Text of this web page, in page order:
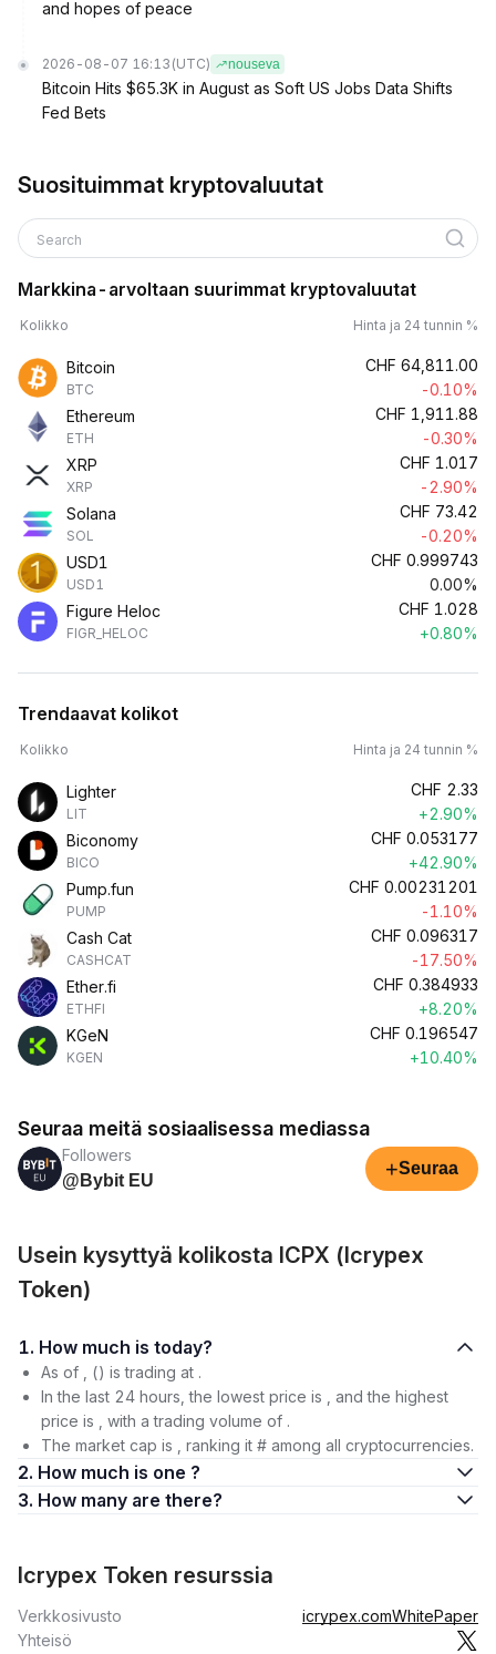
and hopes of peace
2026-08-07 16:13 (UTC) nouseva
Bitcoin Hits $65.3K in August as Soft US Jobs Data Shifts
Fed Bets
Suosituimmat kryptovaluutat
Search
Markkina-arvoltaan suurimmat kryptovaluutat
Kolikko Hinta ja 24 tunnin %
Bitcoin
BTC
CHF 64,811.00
-0.10%
Ethereum
ETH
CHF 1,911.88
-0.30%
XRP
XRP
CHF 1.017
-2.90%
Solana
SOL
CHF 73.42
-0.20%
USD1
USD1
CHF 0.999743
0.00%
Figure Heloc
FIGR_HELOC
CHF 1.028
+0.80%
Trendaavat kolikot
Kolikko Hinta ja 24 tunnin %
Lighter
LIT
CHF 2.33
+2.90%
Biconomy
BICO
CHF 0.053177
+42.90%
Pump.fun
PUMP
CHF 0.00231201
-1.10%
Cash Cat
CASHCAT
CHF 0.096317
-17.50%
Ether.fi
ETHFI
CHF 0.384933
+8.20%
KGeN
KGEN
CHF 0.196547
+10.40%
Seuraa meitä sosiaalisessa mediassa
Followers
@Bybit EU
+Seuraa
Usein kysyttyä kolikosta ICPX (Icrypex
Token)
1. How much is today?
As of , () is trading at .
In the last 24 hours, the lowest price is , and the highest
price is , with a trading volume of .
The market cap is , ranking it # among all cryptocurrencies.
2. How much is one ?
3. How many are there?
Icrypex Token resurssia
Verkkosivusto icrypex.comWhitePaper
Yhteisö